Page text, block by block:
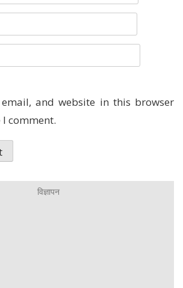
and website in this browser
comment.